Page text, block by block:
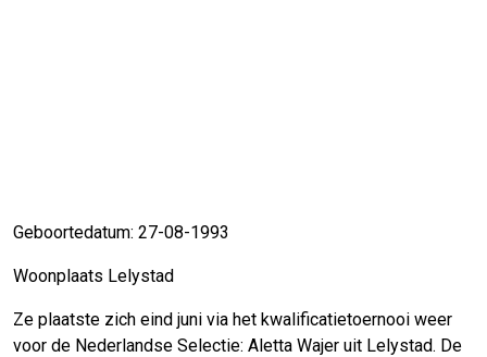
Geboortedatum: 27-08-1993
Woonplaats Lelystad
Ze plaatste zich eind juni via het kwalificatietoernooi weer
voor de Nederlandse Selectie: Aletta Wajer uit Lelystad. De